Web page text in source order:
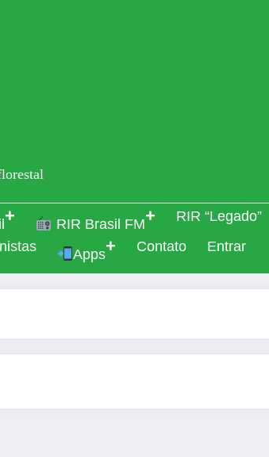
RIR Brasil FM
RIR “Legado”
Apps
Contato Entrar